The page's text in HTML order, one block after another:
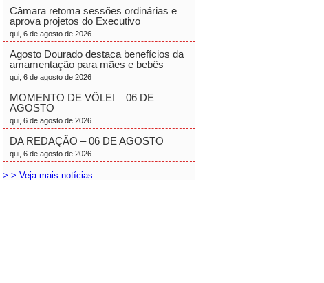
Câmara retoma sessões ordinárias e
aprova projetos do Executivo
qui, 6 de agosto de 2026
Agosto Dourado destaca benefícios da
amamentação para mães e bebês
qui, 6 de agosto de 2026
MOMENTO DE VÔLEI – 06 DE
AGOSTO
qui, 6 de agosto de 2026
DA REDAÇÃO – 06 DE AGOSTO
qui, 6 de agosto de 2026
> > Veja mais notícias...